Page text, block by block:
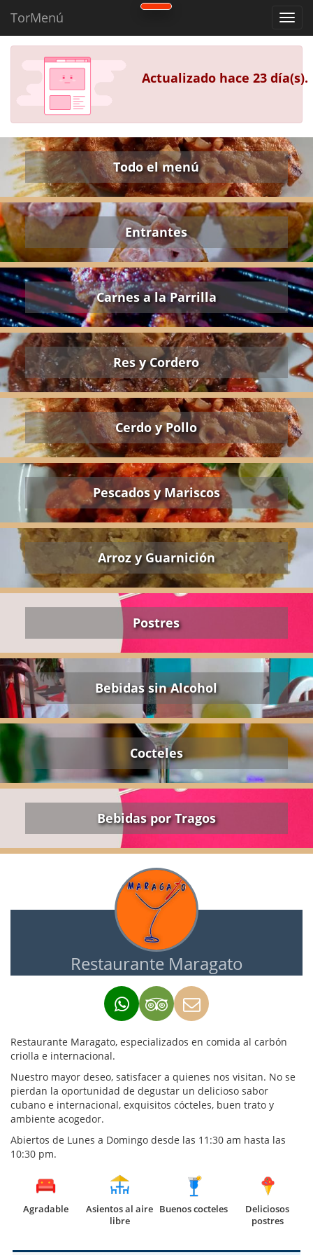
TorMenú
Actualizado hace 23 día(s).
Todo el menú
Entrantes
Carnes a la Parrilla
Res y Cordero
Cerdo y Pollo
Pescados y Mariscos
Arroz y Guarnición
Postres
Bebidas sin Alcohol
Cocteles
Bebidas por Tragos
Restaurante Maragato
Restaurante Maragato, especializados en comida al carbón
criolla e internacional.
Nuestro mayor deseo, satisfacer a quienes nos visitan. No se
pierdan la oportunidad de degustar un delicioso sabor
cubano e internacional, exquisitos cócteles, buen trato y
ambiente acogedor.
Abiertos de Lunes a Domingo desde las 11:30 am hasta las
10:30 pm.
Agradable
Asientos al aire
libre
Buenos cocteles
Deliciosos
postres